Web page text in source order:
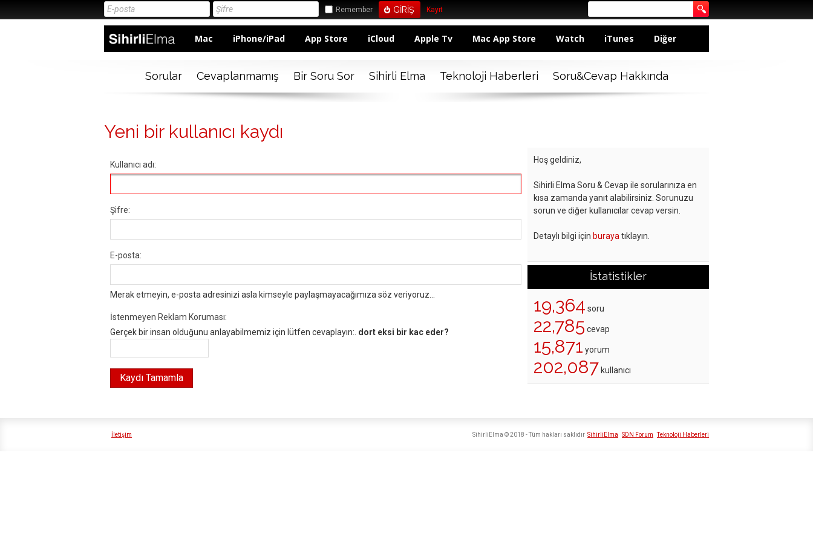
Remember Kayıt
Mac iPhone/iPad App Store iCloud Apple Tv Mac App Store Watch iTunes Diğer
Sorular Cevaplanmamış Bir Soru Sor Sihirli Elma Teknoloji Haberleri Soru&Cevap Hakkında
Yeni bir kullanıcı kaydı
Kullanıcı adı:
Şifre:
E-posta:
Merak etmeyin, e-posta adresinizi asla kimseyle paylaşmayacağımıza söz veriyoruz...
İstenmeyen Reklam Koruması:
Gerçek bir insan olduğunu anlayabilmemiz için lütfen cevaplayın:. dort eksi bir kac eder?
Hoş geldiniz,
Sihirli Elma Soru & Cevap ile sorularınıza en
kısa zamanda yanıt alabilirsiniz. Sorunuzu
sorun ve diğer kullanıcılar cevap versin.
Detaylı bilgi için buraya tıklayın.
İstatistikler
19,364 soru
22,785 cevap
15,871 yorum
202,087 kullanıcı
İletişim SihirliElma SDN Forum Teknoloji Haberleri
SihirliElma © 2018 - Tüm hakları saklıdır